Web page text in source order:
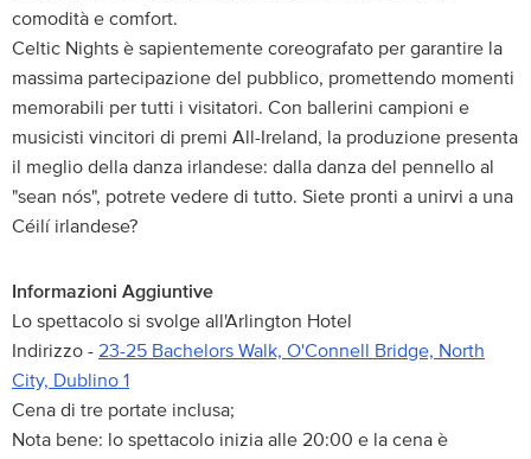
comodità e comfort.
Celtic Nights è sapientemente coreografato per garantire la
massima partecipazione del pubblico, promettendo momenti
memorabili per tutti i visitatori. Con ballerini campioni e
musicisti vincitori di premi All-Ireland, la produzione presenta
il meglio della danza irlandese: dalla danza del pennello al
"sean nós", potrete vedere di tutto. Siete pronti a unirvi a una
Céilí irlandese?
Informazioni Aggiuntive
Lo spettacolo si svolge all'Arlington Hotel
Indirizzo - 23-25 Bachelors Walk, O'Connell Bridge, North
City, Dublino 1
Cena di tre portate inclusa;
Nota bene: lo spettacolo inizia alle 20:00 e la cena è